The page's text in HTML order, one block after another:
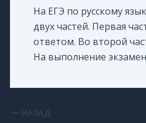
На ЕГЭ по русскому
двух частей. Первая
ответом. Во второй
На выполнение
НАЗАД